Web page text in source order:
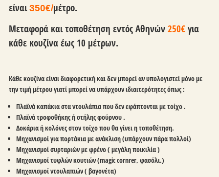
είναι350€/μέτρο.
Μεταφορά και τοποθέτηση εντός Αθηνών 250€για
κάθε κουζίνα έως 10 μέτρων.
Κάθε κουζίνα είναι διαφορετική και δεν μπορεί αν υπολογιστεί μόνο με
την τιμή μέτρου γιατί μπορεί να υπάρχουν ιδιαιτερότητες όπως :
Πλαϊνά καπάκια στα ντουλάπια που δεν εφάπτονται με τοίχο .
Πλαϊνά τροφοθήκης ή στήλης φούρνου .
Δοκάρια ή κολόνες στον τοίχο που θα γίνει η τοποθέτηση.
Μηχανισμοί για πορτάκια με ανάκλιση (υπάρχουν πάρα πολλοί)
Μηχανισμοί συρταριών με φρένο ( μεγάλη ποικιλία )
Μηχανισμοί τυφλών κουτιών (magic cornrer, φασόλι.)
Μηχανισμοί ντουλαπιών ( βαγονέτα)